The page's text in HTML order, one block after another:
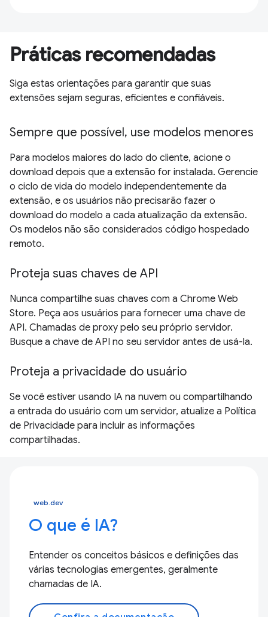
Práticas recomendadas
Siga estas orientações para garantir que suas
extensões sejam seguras, eficientes e confiáveis.
Sempre que possível, use modelos menores
Para modelos maiores do lado do cliente, acione o
download depois que a extensão for instalada. Gerencie
o ciclo de vida do modelo independentemente da
extensão, e os usuários não precisarão fazer o
download do modelo a cada atualização da extensão.
Os modelos não são considerados código hospedado
remoto.
Proteja suas chaves de API
Nunca compartilhe suas chaves com a Chrome Web
Store. Peça aos usuários para fornecer uma chave de
API. Chamadas de proxy pelo seu próprio servidor.
Busque a chave de API no seu servidor antes de usá-la.
Proteja a privacidade do usuário
Se você estiver usando IA na nuvem ou compartilhando
a entrada do usuário com um servidor, atualize a Política
de Privacidade para incluir as informações
compartilhadas.
web.dev
O que é IA?
Entender os conceitos básicos e definições das
várias tecnologias emergentes, geralmente
chamadas de IA.